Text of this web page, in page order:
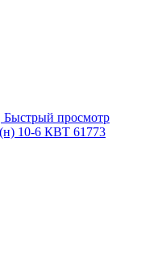
Быстрый просмотр
10-6 КВТ 61773